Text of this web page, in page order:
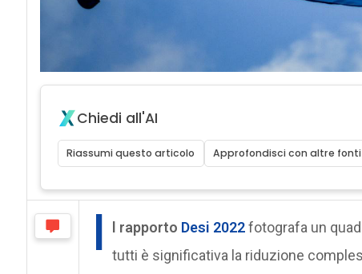
Chiedi all'AI
Riassumi questo articolo Approfondisci con altre fonti
I l rapporto Desi 2022fotografa un
tutti è significativa la riduzione